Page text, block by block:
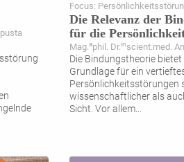
Focus:
Die Relevanz der
für die
Mag.aphil. Dr.inscient.med.
Die Bindungstheorie
Grundlage für ein
Persönlichkeitsstörungen
wissenschaftlicher als
Sicht. Vor allem...